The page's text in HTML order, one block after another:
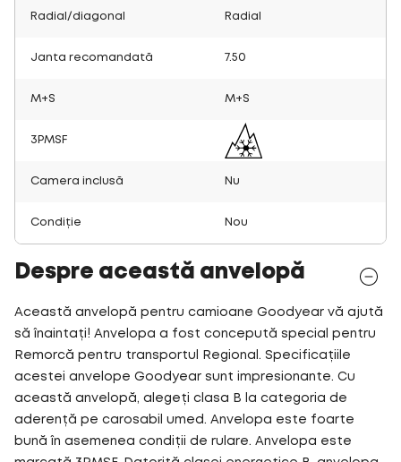
Radial/diagonal Radial
Janta recomandată 7.50
M+S M+S
3PMSF
Camera inclusă Nu
Condiție Nou
Despre această anvelopă
Această anvelopă pentru camioane Goodyear vă ajută
să înaintați! Anvelopa a fost concepută special pentru
Remorcă pentru transportul Regional. Specificațiile
acestei anvelope Goodyear sunt impresionante. Cu
această anvelopă, alegeți clasa B la categoria de
aderență pe carosabil umed. Anvelopa este foarte
bună în asemenea condiții de rulare. Anvelopa este